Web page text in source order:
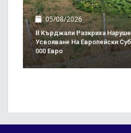
05/08/2026
В Кърджали Разкриха
Усвояване На Европейски
000 Евро